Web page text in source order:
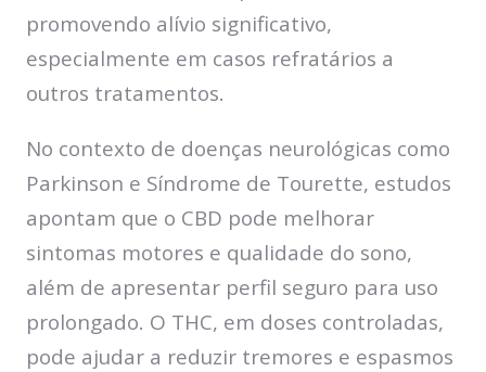
promovendo alívio significativo,
especialmente em casos refratários a
outros tratamentos.
No contexto de doenças neurológicas como
Parkinson e Síndrome de Tourette, estudos
apontam que o CBD pode melhorar
sintomas motores e qualidade do sono,
além de apresentar perfil seguro para uso
prolongado. O THC, em doses controladas,
pode ajudar a reduzir tremores e espasmos